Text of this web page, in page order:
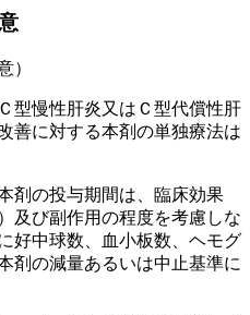
）
型慢性肝炎又はＣ型代償性肝
善に対する本剤の単独療法は
剤の投与期間は、臨床効果
及び副作用の程度を考慮しな
好中球数、血小板数、ヘモグ
剤の減量あるいは中止基準に